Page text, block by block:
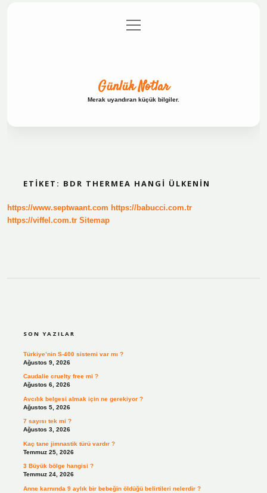
Gizlilik Politikası
menüyü
aç
Günlük Notlar
Merak uyandıran küçük bilgiler.
ETIKET: BDR THERMEA HANGI ÜLKENIN
https://www.septwaant.com https://babucci.com.tr
https://viffel.com.tr Sitemap
SON YAZILAR
Türkiye’nin S-400 sistemi var mı ?
Ağustos 9, 2026
Caudalie cruelty free mi ?
Ağustos 6, 2026
Avcılık belgesi almak için ne gerekiyor ?
Ağustos 5, 2026
7 sayısı tek mi ?
Ağustos 3, 2026
Kaç tane jimnastik türü vardır ?
Temmuz 25, 2026
3 Büyük bölge hangisi ?
Temmuz 24, 2026
Anne karnında 9 aylık bir bebeğin öldüğü belirtileri nelerdir ?